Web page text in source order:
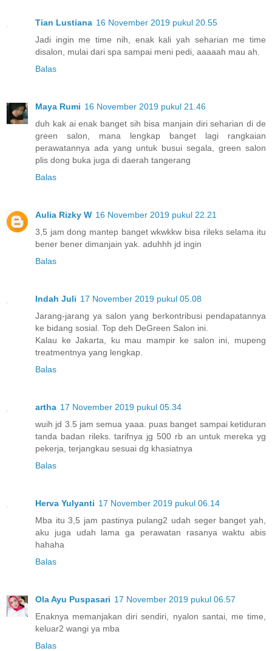
Tian Lustiana 16 November 2019 pukul 20.55
Jadi ingin me time nih, enak kali yah seharian me time
disalon, mulai dari spa sampai meni pedi, aaaaah mau ah.
Balas
Maya Rumi 16 November 2019 pukul 21.46
duh kak ai enak banget sih bisa manjain diri seharian di de
green salon, mana lengkap banget lagi rangkaian
perawatannya ada yang untuk busui segala, green salon
plis dong buka juga di daerah tangerang
Balas
Aulia Rizky W 16 November 2019 pukul 22.21
3,5 jam dong mantep banget wkwkkw bisa rileks selama itu
bener bener dimanjain yak. aduhhh jd ingin
Balas
Indah Juli 17 November 2019 pukul 05.08
Jarang-jarang ya salon yang berkontribusi pendapatannya
ke bidang sosial. Top deh DeGreen Salon ini.
Kalau ke Jakarta, ku mau mampir ke salon ini, mupeng
treatmentnya yang lengkap.
Balas
artha 17 November 2019 pukul 05.34
wuih jd 3.5 jam semua yaaa. puas banget sampai ketiduran
tanda badan rileks. tarifnya jg 500 rb an untuk mereka yg
pekerja, terjangkau sesuai dg khasiatnya
Balas
Herva Yulyanti 17 November 2019 pukul 06.14
Mba itu 3,5 jam pastinya pulang2 udah seger banget yah,
aku juga udah lama ga perawatan rasanya waktu abis
hahaha
Balas
Ola Ayu Puspasari 17 November 2019 pukul 06.57
Enaknya memanjakan diri sendiri, nyalon santai, me time,
keluar2 wangi ya mba
Balas